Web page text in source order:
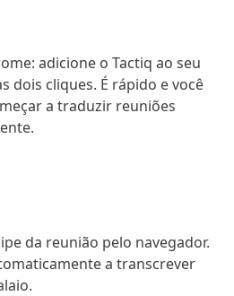
adicione o Tactiq ao seu
dois cliques. É rápido e você
a traduzir reuniões
da reunião pelo navegador.
a transcrever